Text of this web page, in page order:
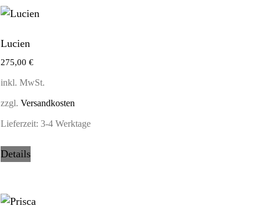
Lucien
275,00 €
inkl. MwSt.
zzgl. Versandkosten
Lieferzeit: 3-4 Werktage
Details